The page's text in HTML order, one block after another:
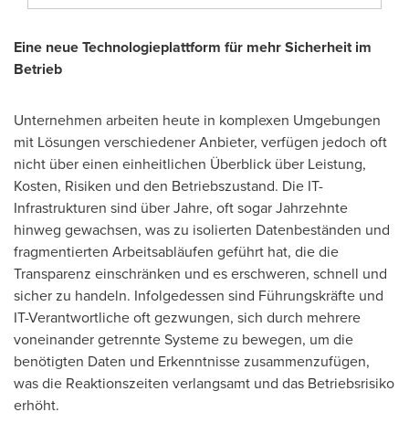
Eine neue Technologieplattform für mehr Sicherheit im
Betrieb
Unternehmen arbeiten heute in komplexen Umgebungen
mit Lösungen verschiedener Anbieter, verfügen jedoch oft
nicht über einen einheitlichen Überblick über Leistung,
Kosten, Risiken und den Betriebszustand. Die IT-
Infrastrukturen sind über Jahre, oft sogar Jahrzehnte
hinweg gewachsen, was zu isolierten Datenbeständen und
fragmentierten Arbeitsabläufen geführt hat, die die
Transparenz einschränken und es erschweren, schnell und
sicher zu handeln. Infolgedessen sind Führungskräfte und
IT-Verantwortliche oft gezwungen, sich durch mehrere
voneinander getrennte Systeme zu bewegen, um die
benötigten Daten und Erkenntnisse zusammenzufügen,
was die Reaktionszeiten verlangsamt und das Betriebsrisiko
erhöht.